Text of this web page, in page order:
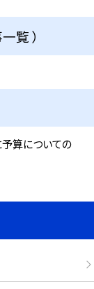
覧 ）
算についての